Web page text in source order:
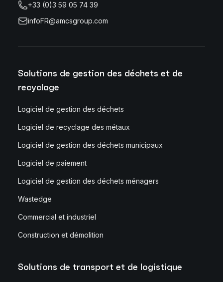
+33 (0)3 59 05 74 39
infoFR@amcsgroup.com
Solutions de gestion des déchets et de
recyclage
Logiciel de gestion des déchets
Logiciel de recyclage des métaux
Logiciel de gestion des déchets municipaux
Logiciel de paiement
Logiciel de gestion des déchets ménagers
Wastedge
Commercial et industriel
Construction et démolition
Solutions de transport et de logistique